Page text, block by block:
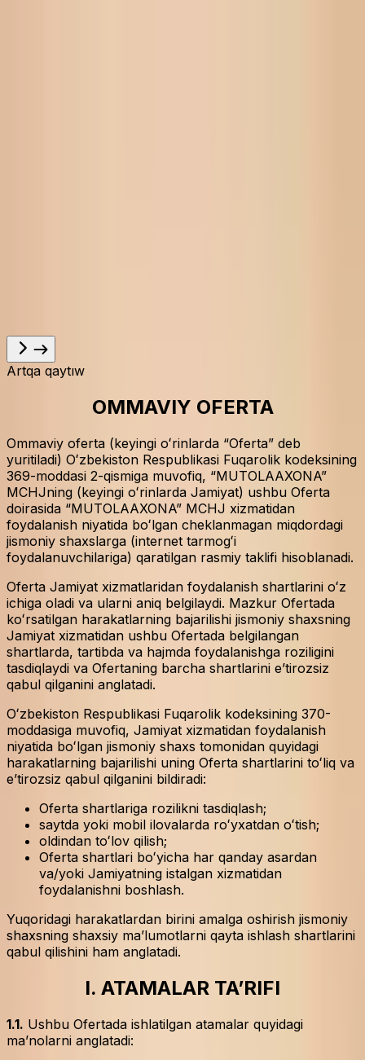
Artqa qaytıw
OMMAVIY OFERTA
Ommaviy oferta (keyingi oʻrinlarda “Oferta” deb
yuritiladi) Oʻzbekiston Respublikasi Fuqarolik kodeksining
369-moddasi 2-qismiga muvofiq, “MUTOLAAXONA”
MCHJning (keyingi oʻrinlarda Jamiyat) ushbu Oferta
doirasida “MUTOLAAXONA” MCHJ xizmatidan
foydalanish niyatida boʻlgan cheklanmagan miqdordagi
jismoniy shaxslarga (internet tarmogʻi
foydalanuvchilariga) qaratilgan rasmiy taklifi hisoblanadi.
Oferta Jamiyat xizmatlaridan foydalanish shartlarini oʻz
ichiga oladi va ularni aniq belgilaydi. Mazkur Ofertada
koʻrsatilgan harakatlarning bajarilishi jismoniy shaxsning
Jamiyat xizmatidan ushbu Ofertada belgilangan
shartlarda, tartibda va hajmda foydalanishga roziligini
tasdiqlaydi va Ofertaning barcha shartlarini eʼtirozsiz
qabul qilganini anglatadi.
Oʻzbekiston Respublikasi Fuqarolik kodeksining 370-
moddasiga muvofiq, Jamiyat xizmatidan foydalanish
niyatida boʻlgan jismoniy shaxs tomonidan quyidagi
harakatlarning bajarilishi uning Oferta shartlarini toʻliq va
eʼtirozsiz qabul qilganini bildiradi:
Oferta shartlariga rozilikni tasdiqlash;
saytda yoki mobil ilovalarda roʻyxatdan oʻtish;
oldindan toʻlov qilish;
Oferta shartlari boʻyicha har qanday asardan
va/yoki Jamiyatning istalgan xizmatidan
foydalanishni boshlash.
Yuqoridagi harakatlardan birini amalga oshirish jismoniy
shaxsning shaxsiy maʼlumotlarni qayta ishlash shartlarini
qabul qilishini ham anglatadi.
I. ATAMALAR TAʼRIFI
1.1. Ushbu Ofertada ishlatilgan atamalar quyidagi
maʼnolarni anglatadi: